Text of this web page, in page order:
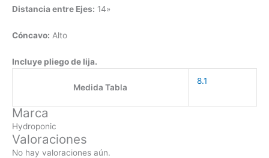
Distancia entre Ejes: 14»
Cóncavo: Alto
Incluye pliego de lija.
Medida Tabla
8.1
Marca
Hydroponic
Valoraciones
No hay valoraciones aún.